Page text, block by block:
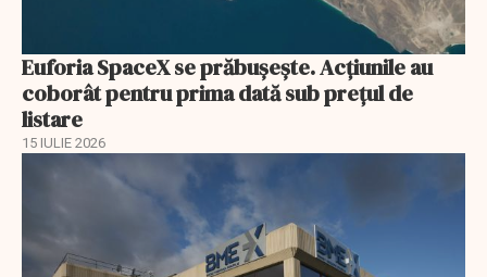
Euforia SpaceX se prăbușește. Acțiunile au
coborât pentru prima dată sub prețul de
listare
15 IULIE 2026